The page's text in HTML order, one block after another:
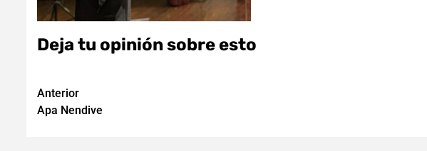
Deja tu opinión sobre esto
Navegación
de
Anterior
Apa Nendive